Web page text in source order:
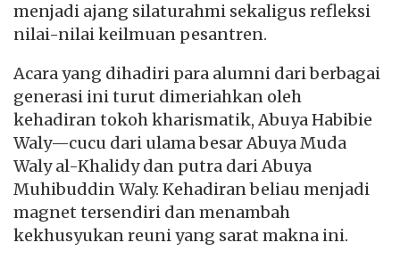
menjadi ajang silaturahmi sekaligus refleksi
nilai-nilai keilmuan pesantren.
Acara yang dihadiri para alumni dari berbagai
generasi ini turut dimeriahkan oleh
kehadiran tokoh kharismatik, Abuya Habibie
Waly—cucu dari ulama besar Abuya Muda
Waly al-Khalidy dan putra dari Abuya
Muhibuddin Waly. Kehadiran beliau menjadi
magnet tersendiri dan menambah
kekhusyukan reuni yang sarat makna ini.